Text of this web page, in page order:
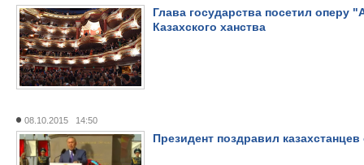
Глава государства посетил оперу
Казахского ханства
08.10.2015 14:50
Президент поздравил